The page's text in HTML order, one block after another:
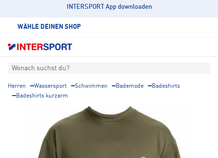
INTERSPORT App downloaden
WÄHLE DEINEN SHOP
Wonach suchst du?
Herren Wassersport Schwimmen Bademode
Badeshirts
Badeshirts kurzarm